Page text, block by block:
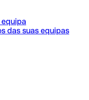
das suas equipas